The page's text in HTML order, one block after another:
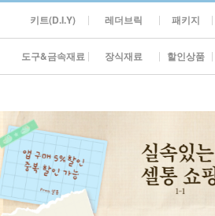
키트(D.I.Y) 레더브릭 패키지
도구&금속재료 장식재료 할인상품